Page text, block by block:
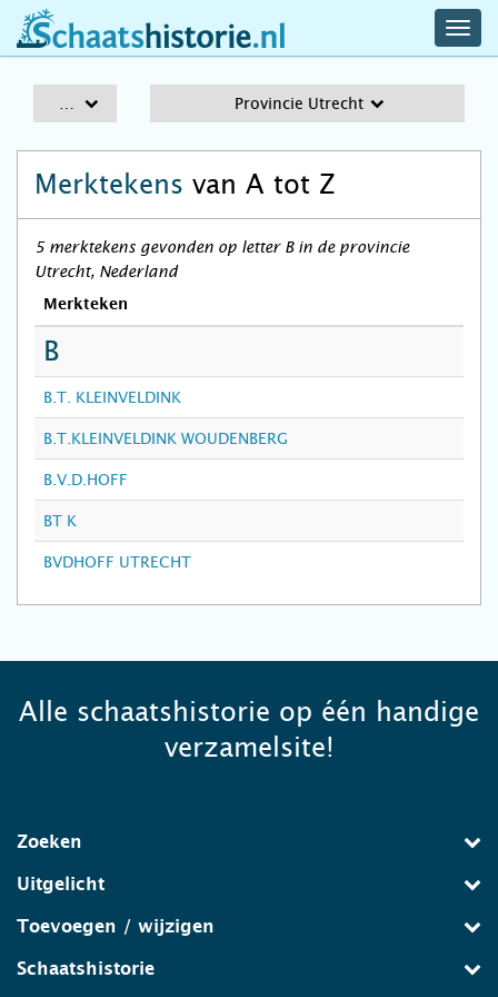
schaatshistorie.nl
Provincie Utrecht
Merktekens van A tot Z
5 merktekens gevonden op letter B in de provincie
Utrecht, Nederland
Merkteken
B
B.T. KLEINVELDINK
B.T.KLEINVELDINK WOUDENBERG
B.V.D.HOFF
BT K
BVDHOFF UTRECHT
Alle schaatshistorie op één handige
verzamelsite!
Zoeken
Uitgelicht
Toevoegen / wijzigen
Schaatshistorie